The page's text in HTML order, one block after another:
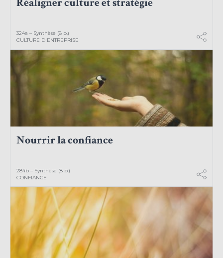
324a – Synthèse (8 p.)
CULTURE D'ENTREPRISE
Nourrir la confiance
284b – Synthèse (8 p.)
CONFIANCE